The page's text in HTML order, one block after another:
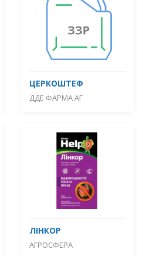
ЦЕРКОШТЕФ
ДДЕ ФАРМА АГ
ЛІНКОР
АГРОСФЕРА